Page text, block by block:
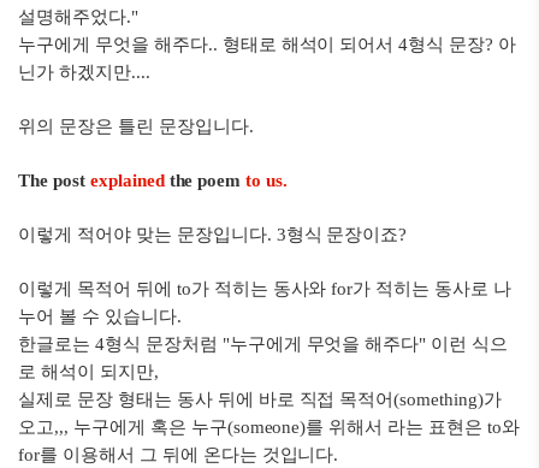
설명해주었다."
누구에게 무엇을 해주다.. 형태로 해석이 되어서 4형식 문장? 아
닌가 하겠지만....
위의 문장은 틀린 문장입니다.
The post explained the poemto us.
이렇게 적어야 맞는 문장입니다. 3형식 문장이죠?
이렇게 목적어 뒤에 to가 적히는 동사와 for가 적히는 동사로 나
누어 볼 수 있습니다.
한글로는 4형식 문장처럼 "누구에게 무엇을 해주다" 이런 식으
로 해석이 되지만,
실제로 문장 형태는 동사 뒤에 바로 직접 목적어(something)가
오고,,, 누구에게 혹은 누구(someone)를 위해서 라는 표현은 to와
for를 이용해서 그 뒤에 온다는 것입니다.